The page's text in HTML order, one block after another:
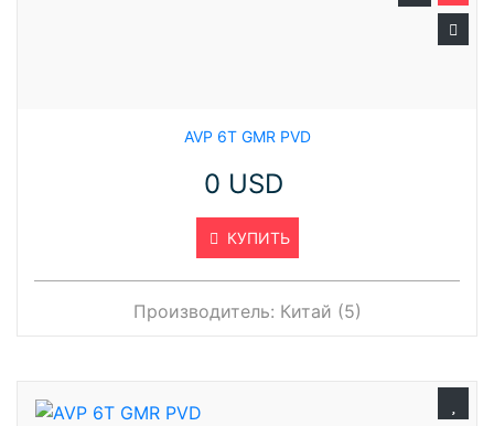
AVP 6T GMR PVD
0 USD
КУПИТЬ
Производитель: Китай (5)